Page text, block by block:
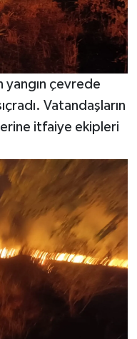
yangın çevrede
Vatandaşların
itfaiye ekipleri